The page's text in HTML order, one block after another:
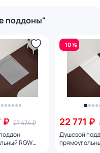
поддоны"
₽ 27 474 ₽
RGW
- 10 %
22 771 ₽
Душевой